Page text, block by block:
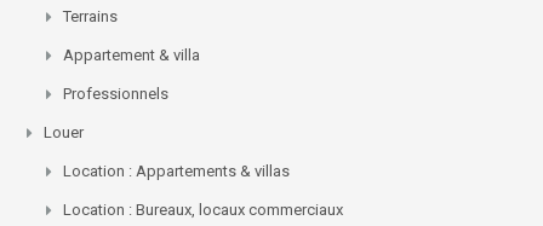
Terrains
Appartement & villa
Professionnels
Louer
Location : Appartements & villas
Location : Bureaux, locaux commerciaux